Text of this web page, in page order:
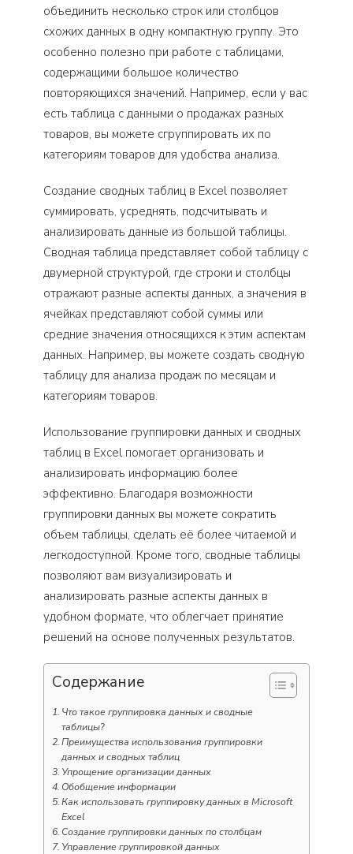
объединить несколько строк или столбцов
схожих данных в одну компактную группу. Это
особенно полезно при работе с таблицами,
содержащими большое количество
повторяющихся значений. Например, если у вас
есть таблица с данными о продажах разных
товаров, вы можете сгруппировать их по
категориям товаров для удобства анализа.
Создание сводных таблиц в Excel позволяет
суммировать, усреднять, подсчитывать и
анализировать данные из большой таблицы.
Сводная таблица представляет собой таблицу с
двумерной структурой, где строки и столбцы
отражают разные аспекты данных, а значения в
ячейках представляют собой суммы или
средние значения относящихся к этим аспектам
данных. Например, вы можете создать сводную
таблицу для анализа продаж по месяцам и
категориям товаров.
Использование группировки данных и сводных
таблиц в Excel помогает организовать и
анализировать информацию более
эффективно. Благодаря возможности
группировки данных вы можете сократить
объем таблицы, сделать её более читаемой и
легкодоступной. Кроме того, сводные таблицы
позволяют вам визуализировать и
анализировать разные аспекты данных в
удобном формате, что облегчает принятие
решений на основе полученных результатов.
Содержание
Что такое группировка данных и сводные
таблицы?
Преимущества использования группировки
данных и сводных таблиц
Упрощение организации данных
Обобщение информации
Как использовать группировку данных в Microsoft
Excel
Создание группировки данных по столбцам
Управление группировкой данных